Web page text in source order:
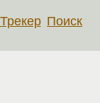
Трекер Поиск